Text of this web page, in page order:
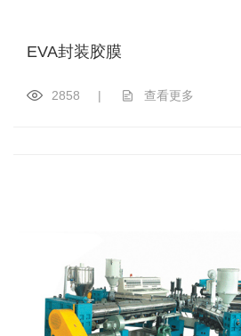
EVA封装胶膜
2858 | 查看更多